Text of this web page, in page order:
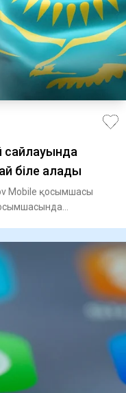
сайлауында
біле алады
Mobile қосымшасы